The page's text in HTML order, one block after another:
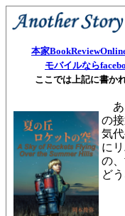
本家
モバイルなら
ここでは上記に書か
あ
の
気
に
の
ど